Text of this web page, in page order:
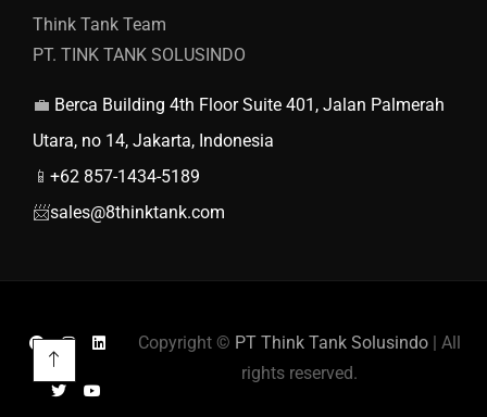
Think Tank Team
PT. TINK TANK SOLUSINDO
💼 Berca Building 4th Floor Suite 401, Jalan Palmerah
Utara, no 14, Jakarta, Indonesia
📱 +62 857-1434-5189
📨sales@8thinktank.com
Copyright © PT Think Tank Solusindo| All
rights reserved.